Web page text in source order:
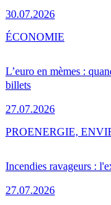
30.07.2026
L’euro en mèmes :
billets
27.07.2026
ÉCONOMIE
Incendies ravageurs :
27.07.2026
PROENERGIE,